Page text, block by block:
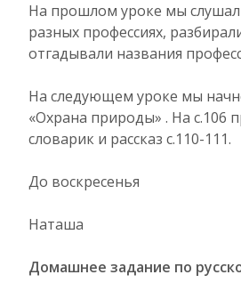
На прошлом уроке мы
разных профессиях,
отгадывали названия
На следующем уроке мы
«Охрана природы» . На с.106
словарик и рассказ с.110-111.
До воскресенья
Наташа
Домашнее задание по